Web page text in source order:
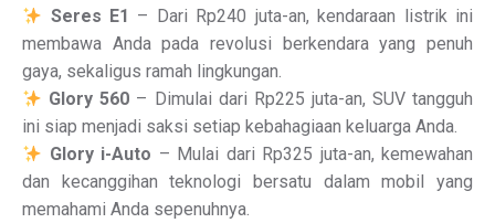
Seres E1 – Dari Rp240 juta-an, kendaraan listrik ini
membawa Anda pada revolusi berkendara yang penuh
gaya, sekaligus ramah lingkungan.
Glory 560 – Dimulai dari Rp225 juta-an, SUV tangguh
ini siap menjadi saksi setiap kebahagiaan keluarga Anda.
Glory i-Auto – Mulai dari Rp325 juta-an, kemewahan
dan kecanggihan teknologi bersatu dalam mobil yang
memahami Anda sepenuhnya.